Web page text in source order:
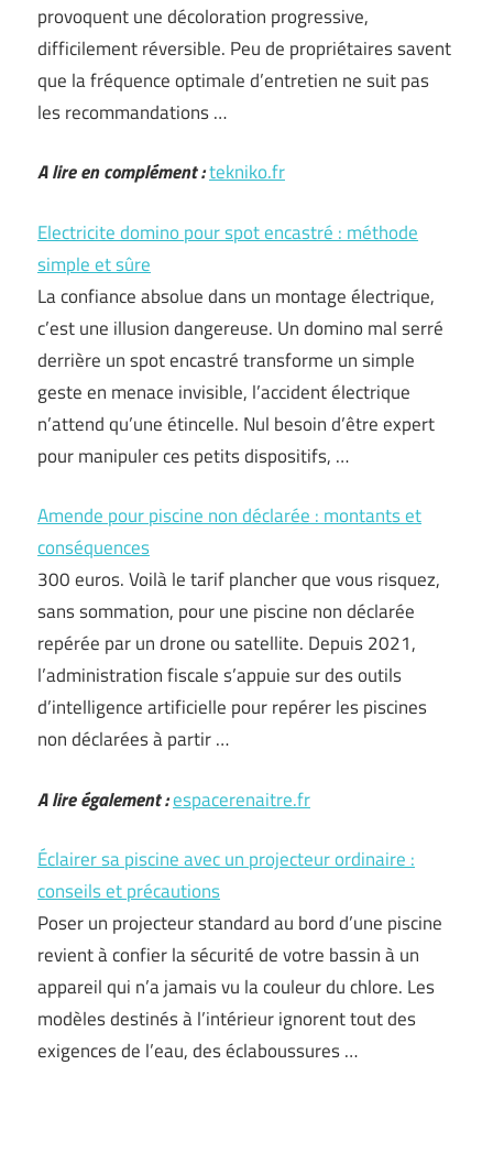
provoquent une décoloration progressive,
difficilement réversible. Peu de propriétaires savent
que la fréquence optimale d’entretien ne suit pas
les recommandations …
A lire en complément :tekniko.fr
Electricite domino pour spot encastré : méthode
simple et sûre
La confiance absolue dans un montage électrique,
c’est une illusion dangereuse. Un domino mal serré
derrière un spot encastré transforme un simple
geste en menace invisible, l’accident électrique
n’attend qu’une étincelle. Nul besoin d’être expert
pour manipuler ces petits dispositifs, …
Amende pour piscine non déclarée : montants et
conséquences
300 euros. Voilà le tarif plancher que vous risquez,
sans sommation, pour une piscine non déclarée
repérée par un drone ou satellite. Depuis 2021,
l’administration fiscale s’appuie sur des outils
d’intelligence artificielle pour repérer les piscines
non déclarées à partir …
A lire également :espacerenaitre.fr
Éclairer sa piscine avec un projecteur ordinaire :
conseils et précautions
Poser un projecteur standard au bord d’une piscine
revient à confier la sécurité de votre bassin à un
appareil qui n’a jamais vu la couleur du chlore. Les
modèles destinés à l’intérieur ignorent tout des
exigences de l’eau, des éclaboussures …